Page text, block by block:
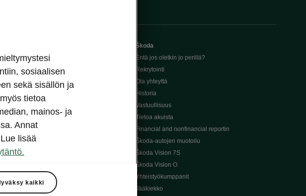
ja hybridit
ja hybridit
hybridit
sähköautoiluun
ja turvallisuus
päivitys
kartalla
Škoda
Entä jos oletkin jo perillä?
Rekrytointi
Ota yhteyttä
Historia
Vastuullisuus
Tietoa akuista
Financial and nonfinancial reportin
Škoda-autojen muotoilu
Škoda Vision 7S
Škoda Vision O
Yhteistyökumppanit
Jääkiekko
sosiaalisen
sekä sisällön ja
tietoa
mainos- ja
Annat
lisää
kaikki